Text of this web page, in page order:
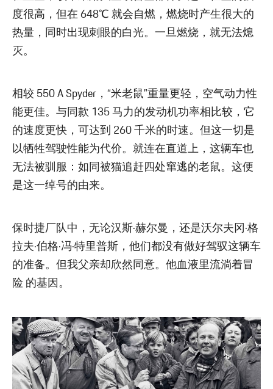
度很高，但在 648℃ 就会自燃，燃烧时产生很大的
热量，同时出现刺眼的白光。一旦燃烧，就无法熄
灭。
相较 550 A Spyder，“米老鼠”重量更轻，空气动力性
能更佳。与同款 135 马力的发动机功率相比较，它
的速度更快，可达到 260 千米的时速。但这一切是
以牺牲驾驶性能为代价。就连在直道上，这辆车也
无法被驯服：如同被猫追赶四处窜逃的老鼠。这便
是这一绰号的由来。
保时捷厂队中，无论汉斯·赫尔曼，还是沃尔夫冈·格
拉夫·伯格·冯·特里普斯，他们都没有做好驾驭这辆车
的准备。但我父亲却欣然同意。他血液里流淌着冒
险 的基因。